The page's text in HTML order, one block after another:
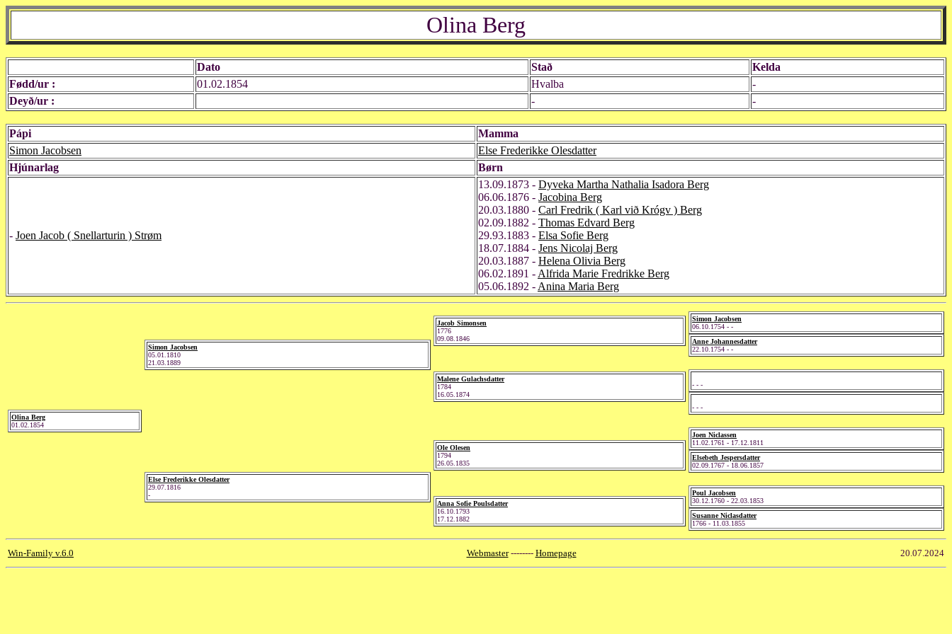
Olina Berg
Dato Stað
Kelda
Fødd/ur :
01.02.1854 Hvalba
-
Deyð/ur :
- -
Pápi
Mamma
Simon Jacobsen
Else Frederikke Olesdatter
Hjúnarlag
Børn
- Joen Jacob ( Snellarturin ) Strøm
13.09.1873 - Dyveka Martha Nathalia Isadora Berg
06.06.1876 - Jacobina Berg
20.03.1880 - Carl Fredrik ( Karl við Krógv ) Berg
02.09.1882 - Thomas Edvard Berg
29.93.1883 - Elsa Sofie Berg
18.07.1884 - Jens Nicolaj Berg
20.03.1887 - Helena Olivia Berg
06.02.1891 - Alfrida Marie Fredrikke Berg
05.06.1892 - Anina Maria Berg
Olina Berg
01.02.1854
Simon Jacobsen
05.01.1810
21.03.1889
Else Frederikke Olesdatter
29.07.1816
-
Jacob Simonsen
1776
09.08.1846
Malene Gulachsdatter
1784
16.05.1874
Ole Olesen
1794
26.05.1835
Anna Sofie Poulsdatter
16.10.1793
17.12.1882
Simon Jacobsen
06.10.1754 - -
Anne Johannesdatter
22.10.1754 - -
- - -
- - -
Joen Niclassen
11.02.1761 - 17.12.1811
Elsebeth Jespersdatter
02.09.1767 - 18.06.1857
Poul Jacobsen
30.12.1760 - 22.03.1853
Susanne Niclasdatter
1766 - 11.03.1855
Win-Family v.6.0 Webmaster-------- Homepage 20.07.2024